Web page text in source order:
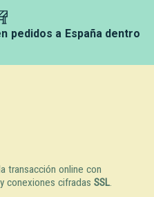
pedidos a España dentro
transacción online con
y conexiones cifradas SSL